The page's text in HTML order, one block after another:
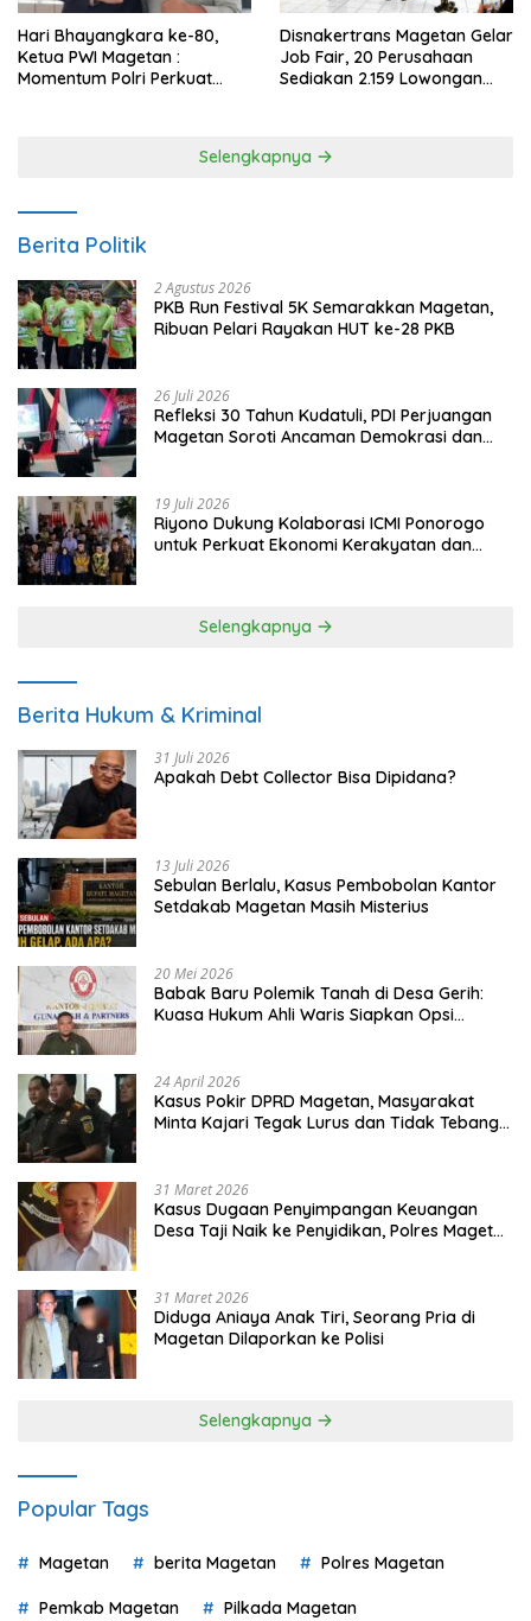
Hari Bhayangkara ke-80,
Ketua PWI Magetan :
Momentum Polri Perkuat
Disnakertrans Magetan Gelar
Job Fair, 20 Perusahaan
Sediakan 2.159 Lowongan
Selengkapnya
Berita Politik
2 Agustus 2026
PKB Run Festival 5K Semarakkan Magetan,
Ribuan Pelari Rayakan HUT ke-28 PKB
26 Juli 2026
Refleksi 30 Tahun Kudatuli, PDI Perjuangan
Magetan Soroti Ancaman Demokrasi dan
19 Juli 2026
Riyono Dukung Kolaborasi ICMI Ponorogo
untuk Perkuat Ekonomi Kerakyatan dan
Selengkapnya
Berita Hukum & Kriminal
31 Juli 2026
Apakah Debt Collector Bisa Dipidana?
13 Juli 2026
Sebulan Berlalu, Kasus Pembobolan Kantor
Setdakab Magetan Masih Misterius
20 Mei 2026
Babak Baru Polemik Tanah di Desa Gerih:
Kuasa Hukum Ahli Waris Siapkan Opsi
24 April 2026
Kasus Pokir DPRD Magetan, Masyarakat
Minta Kajari Tegak Lurus dan Tidak Tebang
31 Maret 2026
Kasus Dugaan Penyimpangan Keuangan
Desa Taji Naik ke Penyidikan, Polres Magetan
31 Maret 2026
Diduga Aniaya Anak Tiri, Seorang Pria di
Magetan Dilaporkan ke Polisi
Selengkapnya
Popular Tags
Magetan berita Magetan Polres Magetan
Pemkab Magetan Pilkada Magetan